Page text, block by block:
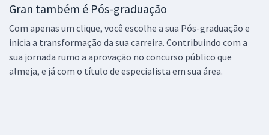
Gran também é Pós-graduação
Com apenas um clique, você escolhe a sua Pós-graduação e
inicia a transformação da sua carreira. Contribuindo com a
sua jornada rumo a aprovação no concurso público que
almeja, e já com o título de especialista em sua área.